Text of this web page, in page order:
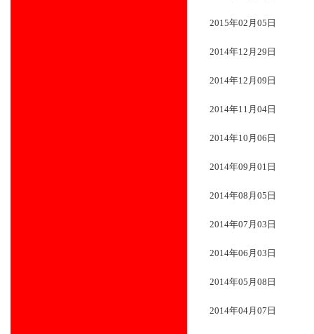
2015年02月05日
2014年12月29日
2014年12月09日
2014年11月04日
2014年10月06日
2014年09月01日
2014年08月05日
2014年07月03日
2014年06月03日
2014年05月08日
2014年04月07日